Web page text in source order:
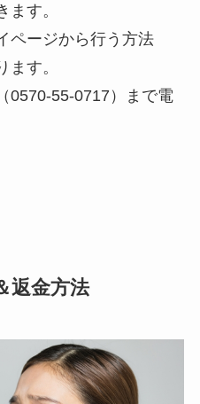
ます。
ページから行う方法
ます。
0570-55-0717）まで電
返金方法